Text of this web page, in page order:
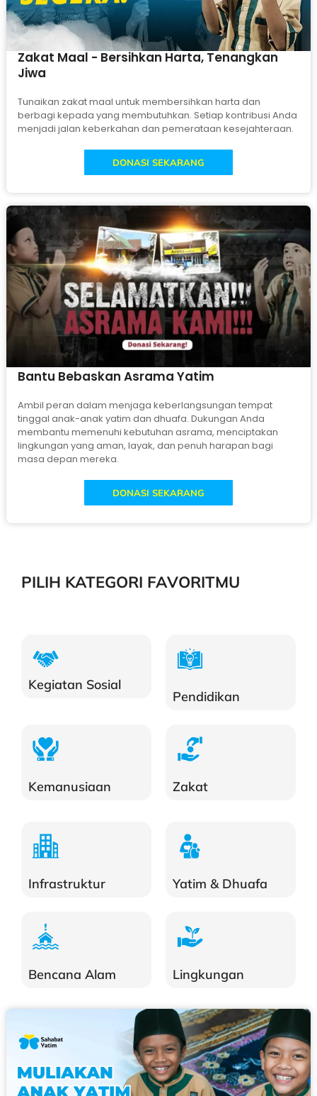
Zakat Maal - Bersihkan Harta, Tenangkan
Jiwa
Tunaikan zakat maal untuk membersihkan harta dan
berbagi kepada yang membutuhkan. Setiap kontribusi Anda
menjadi jalan keberkahan dan pemerataan kesejahteraan.
DONASI SEKARANG
Bantu Bebaskan Asrama Yatim
Ambil peran dalam menjaga keberlangsungan tempat
tinggal anak-anak yatim dan dhuafa. Dukungan Anda
membantu memenuhi kebutuhan asrama, menciptakan
lingkungan yang aman, layak, dan penuh harapan bagi
masa depan mereka.
DONASI SEKARANG
PILIH KATEGORI FAVORITMU
Kegiatan Sosial
Pendidikan
Kemanusiaan Zakat
Infrastruktur Yatim & Dhuafa
Bencana Alam Lingkungan